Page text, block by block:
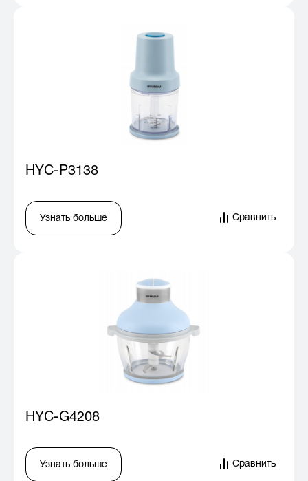
HYC-P3138
Узнать больше Сравнить
HYC-G4208
Узнать больше Сравнить